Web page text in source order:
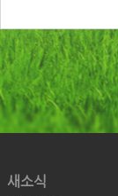
새소식